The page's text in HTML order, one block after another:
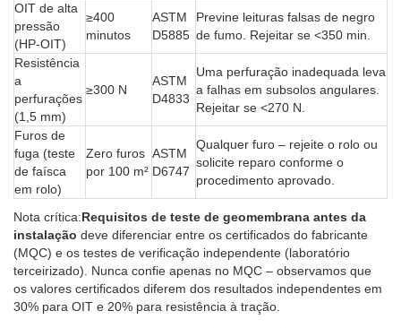
OIT de alta
pressão
(HP-OIT)
≥400
minutos
ASTM
D5885
Previne leituras falsas de negro
de fumo. Rejeitar se <350 min.
Resistência
a
perfurações
(1,5 mm)
≥300 N
ASTM
D4833
Uma perfuração inadequada leva
a falhas em subsolos angulares.
Rejeitar se <270 N.
Furos de
fuga (teste
de faísca
em rolo)
Zero furos
por 100 m²
ASTM
D6747
Qualquer furo – rejeite o rolo ou
solicite reparo conforme o
procedimento aprovado.
Nota crítica:Requisitos de teste de geomembrana antes da
instalação deve diferenciar entre os certificados do fabricante
(MQC) e os testes de verificação independente (laboratório
terceirizado). Nunca confie apenas no MQC – observamos que
os valores certificados diferem dos resultados independentes em
30% para OIT e 20% para resistência à tração.